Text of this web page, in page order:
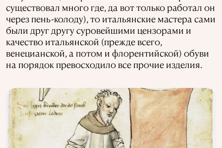
существовал много где, да вот только работал он
через пень-колоду), то итальянские мастера сами
были друг другу суровейшими цензорами и
качество итальянской (прежде всего,
венецианской, а потом и флорентийской) обуви
на порядок превосходило все прочие изделия.